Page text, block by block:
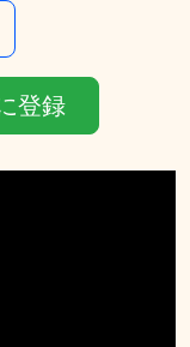
登録